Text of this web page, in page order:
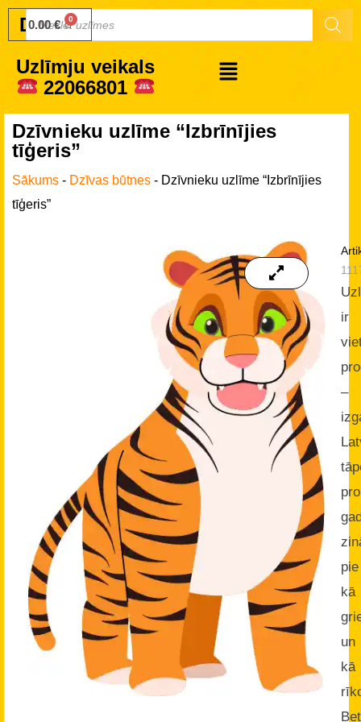
Druku.lv
0.00€
Uzlīmju veikals
22066801
Dzīvnieku uzlīme “Izbrīnījies
tīģeris”
Sākums - Dzīvas būtnes - Dzīvnieku uzlīme “Izbrīnījies
tīģeris”
ir
–
pie
kā
un
kā
Bet